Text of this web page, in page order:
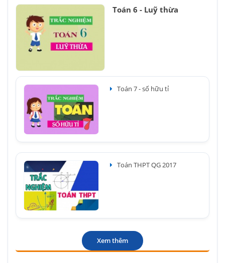
Toán 6 - Luỹ thừa
Toán 7 - số hữu tỉ
Toán THPT QG 2017
Xem thêm